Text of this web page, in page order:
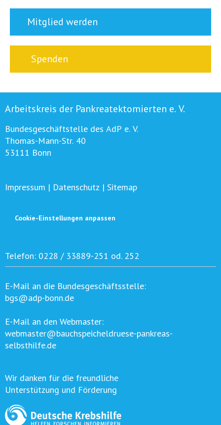
Mitglied werden
Spenden
Arbeitskreis der Pankreatektomierten e. V.
Bundesgeschäftstelle des AdP e. V.
Thomas-Mann-Str. 40
53111 Bonn
Impressum | Datenschutz | Sitemap
Cookie-Einstellungen anpassen
Telefon: 0228 / 33889-251 od. 252
E-Mail an die Bundesgeschäftsstelle:
bgs@adp-bonn.de
E-Mail an den Webmaster:
webmaster@bauchspeicheldruese-pankreas-
selbsthilfe.de
Wir danken für die freundliche
Unterstützung und Förderung